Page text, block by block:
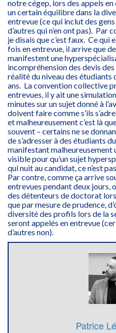
notre cégep, lors des appels
un certain équilibre dans la
entrevue (ce qui inclut des
d’autres qui n’en ont pas). Par
je disais que c’est faux. Ce qui
fois en entrevue, il arrive que
manifestent une
incompréhension des devis
réalité du niveau des étudiants
ans. La convention collective
entrevues, il y ait une
minutes sur un sujet donné à
doivent faire comme s’ils
et malheureusement c’est là
souvent – certains ne se
de s’adresser à des étudiants
manifestant malheureusement
visible pour qu’un sujet
qui nuit au candidat, ce n’est
Par contre, comme ça arrive
entrevues pendant deux jours,
des détenteurs de doctorat
que par mesure de prudence,
diversité des profils lors de la
seront appelés en entrevue
d’autres non).
Patrice